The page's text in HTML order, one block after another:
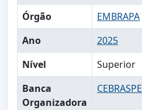
Órgão
EMBRAPA
Ano
2025
Nível
Superior
Banca
Organizadora
CEBRASPE